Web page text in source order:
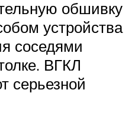
обшивку
устройства
соседями
ВГКЛ
серьезной